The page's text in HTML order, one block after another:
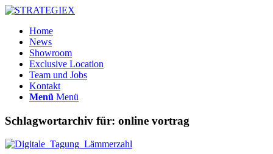
Home
News
Showroom
Exclusive Location
Team und Jobs
Kontakt
Menü Menü
Schlagwortarchiv für: online vortrag